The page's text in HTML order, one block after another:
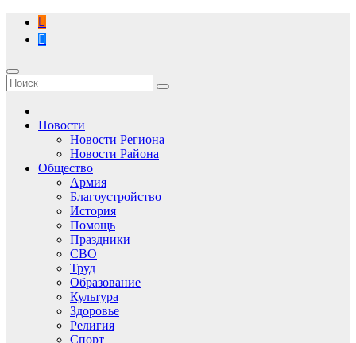
Перейти
содержимому
Новости
Новости Региона
Новости Района
Общество
Армия
Благоустройство
История
Помощь
Праздники
СВО
Труд
Образование
Культура
Здоровье
Религия
Спорт